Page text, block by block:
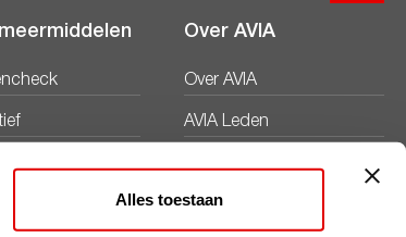
Alles toestaan
Over AVIA
Over AVIA
AVIA Leden
Duurzaamheid